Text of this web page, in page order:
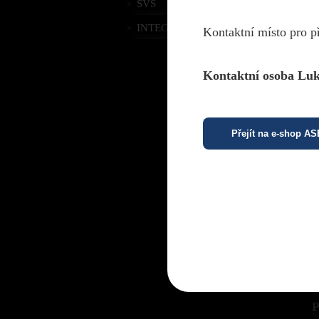
Kontaktní místo pro
Kontaktní osoba
Přejít na e-shop
SVS
INTEGRA